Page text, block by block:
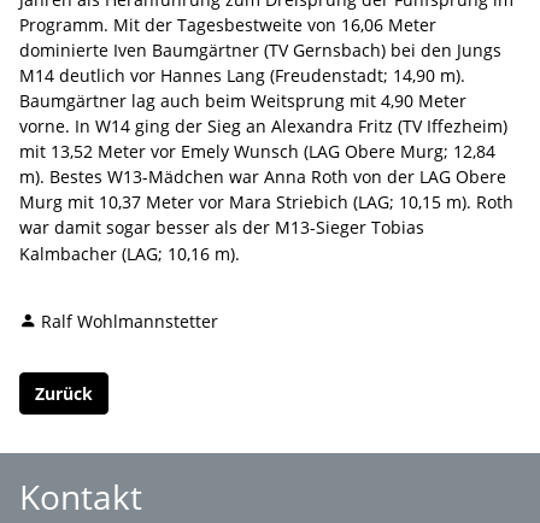
Programm. Mit der Tagesbestweite von 16,06 Meter
dominierte Iven Baumgärtner (TV Gernsbach) bei den Jungs
M14 deutlich vor Hannes Lang (Freudenstadt; 14,90 m).
Baumgärtner lag auch beim Weitsprung mit 4,90 Meter
vorne. In W14 ging der Sieg an Alexandra Fritz (TV Iffezheim)
mit 13,52 Meter vor Emely Wunsch (LAG Obere Murg; 12,84
m). Bestes W13-Mädchen war Anna Roth von der LAG Obere
Murg mit 10,37 Meter vor Mara Striebich (LAG; 10,15 m). Roth
war damit sogar besser als der M13-Sieger Tobias
Kalmbacher (LAG; 10,16 m).
Ralf Wohlmannstetter
Zurück
Kontakt